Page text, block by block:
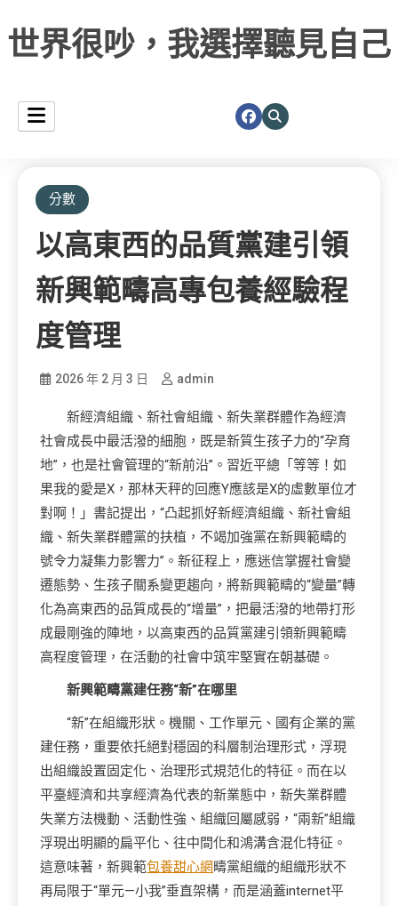
世界很吵，我選擇聽見自己
分數
以高東西的品質黨建引領
新興範疇高專包養經驗程
度管理
2026 年 2 月 3 日 admin
新經濟組織、新社會組織、新失業群體作為經濟
社會成長中最活潑的細胞，既是新質生孩子力的“孕育
地”，也是社會管理的“新前沿”。習近平總「等等！如
果我的愛是X，那林天秤的回應Y應該是X的虛數單位才
對啊！」書記提出，“凸起抓好新經濟組織、新社會組
織、新失業群體黨的扶植，不竭加強黨在新興範疇的
號令力凝集力影響力”。新征程上，應迷信掌握社會變
遷態勢、生孩子關系變更趨向，將新興範疇的“變量”轉
化為高東西的品質成長的“增量”，把最活潑的地帶打形
成最剛強的陣地，以高東西的品質黨建引領新興範疇
高程度管理，在活動的社會中筑牢堅實在朝基礎。
新興範疇黨建任務“新”在哪里
“新”在組織形狀。機關、工作單元、國有企業的黨
建任務，重要依托絕對穩固的科層制治理形式，浮現
出組織設置固定化、治理形式規范化的特征。而在以
平臺經濟和共享經濟為代表的新業態中，新失業群體
失業方法機動、活動性強、組織回屬感弱，“兩新”組織
浮現出明顯的扁平化、往中間化和鴻溝含混化特征。
這意味著，新興範包養甜心網疇黨組織的組織形狀不
再局限于“單元—小我”垂直架構，而是涵蓋internet平